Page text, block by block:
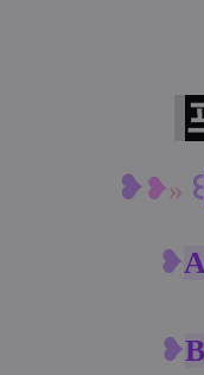
❥❥» ꒰
❥
❥